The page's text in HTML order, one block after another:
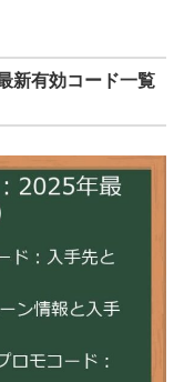
新有効コード一覧